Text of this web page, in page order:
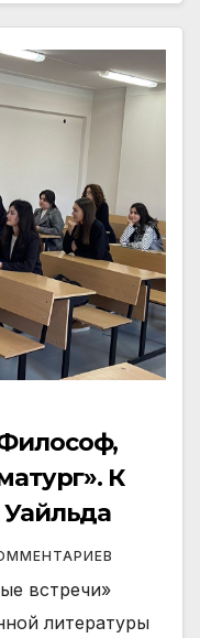
К
Уайльда
встречи»
литературы